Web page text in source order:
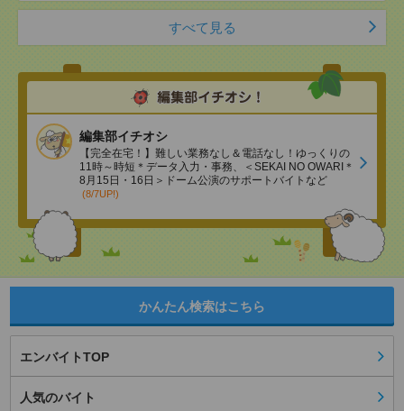
すべて見る
編集部イチオシ
【完全在宅！】難しい業務なし＆電話なし！ゆっくりの
11時～時短＊データ入力・事務、＜SEKAI NO OWARI＊
8月15日・16日＞ドーム公演のサポートバイトなど
(8/7UP!)
かんたん検索はこちら
エンバイトTOP
人気のバイト